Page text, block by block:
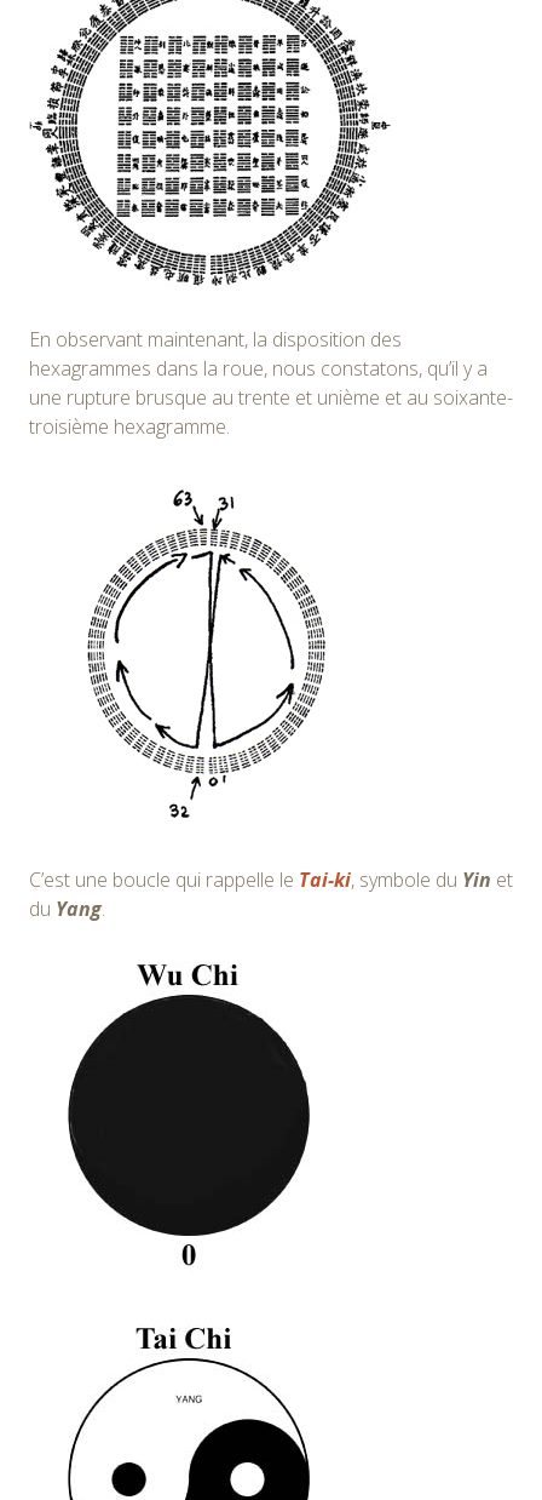
En observant maintenant, la disposition des
hexagrammes dans la roue, nous constatons, qu’il y a
une rupture brusque au trente et unième et au soixante-
troisième hexagramme.
C’est une boucle qui rappelle le Tai-ki, symbole du Yin et
du Yang.